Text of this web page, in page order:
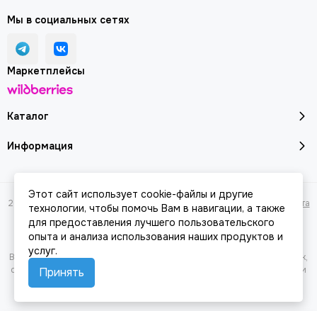
Каталог
Информация
Мы в социальных сетях
Маркетплейсы
2026 © Молоток18.ру - инструмент, техника, оборудование. Карта сайта
Вся представленная на сайте информация, касающаяся характеристик,
стоимости товаров и услуг, носит информационный характер и ни при
каких условиях не является публичной офертой, определяемой
Этот сайт использует cookie-файлы и другие
технологии, чтобы помочь Вам в навигации, а также
для предоставления лучшего пользовательского
опыта и анализа использования наших продуктов и
услуг.
Принять